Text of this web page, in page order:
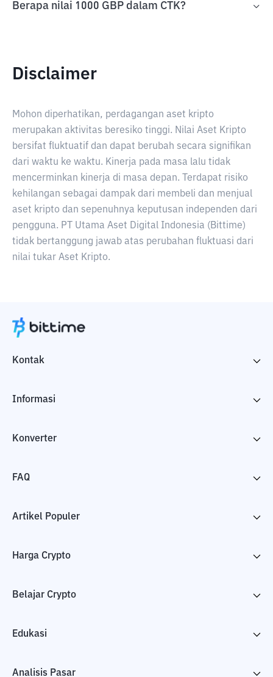
Berapa nilai 1000 GBP dalam CTK?
Disclaimer
Mohon diperhatikan, perdagangan aset kripto
merupakan aktivitas beresiko tinggi. Nilai Aset Kripto
bersifat fluktuatif dan dapat berubah secara signifikan
dari waktu ke waktu. Kinerja pada masa lalu tidak
mencerminkan kinerja di masa depan. Terdapat risiko
kehilangan sebagai dampak dari membeli dan menjual
aset kripto dan sepenuhnya keputusan independen dari
pengguna. PT Utama Aset Digital Indonesia (Bittime)
tidak bertanggung jawab atas perubahan fluktuasi dari
nilai tukar Aset Kripto.
Kontak
Informasi
Konverter
FAQ
Artikel Populer
Harga Crypto
Belajar Crypto
Edukasi
Analisis Pasar